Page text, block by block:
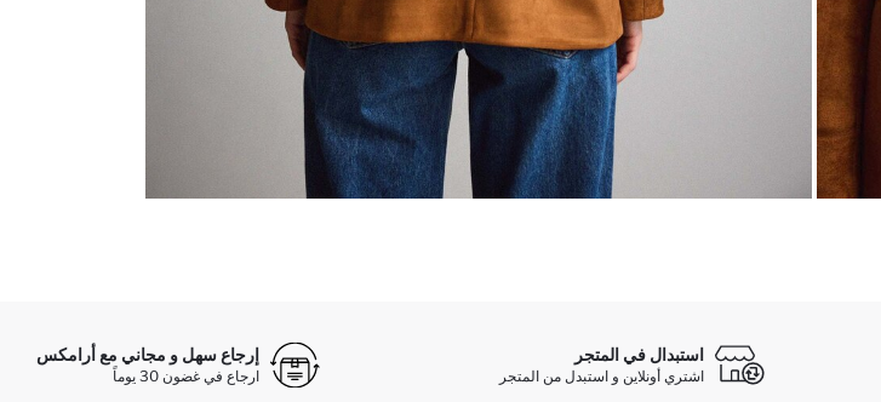
استبدال في المتجر
اشتري أونلاين و استبدل من المتجر
إرجاع سهل و مجاني مع أرامكس
ارجاع في غضون 30 يوماً